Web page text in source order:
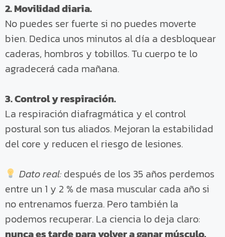
2. Movilidad diaria.
No puedes ser fuerte si no puedes moverte
bien. Dedica unos minutos al día a desbloquear
caderas, hombros y tobillos. Tu cuerpo te lo
agradecerá cada mañana.
3. Control y respiración.
La respiración diafragmática y el control
postural son tus aliados. Mejoran la estabilidad
del core y reducen el riesgo de lesiones.
Dato real:después de los 35 años perdemos
entre un 1 y 2 % de masa muscular cada año si
no entrenamos fuerza. Pero también la
podemos recuperar. La ciencia lo deja claro:
nunca es tarde para volver a ganar músculo,